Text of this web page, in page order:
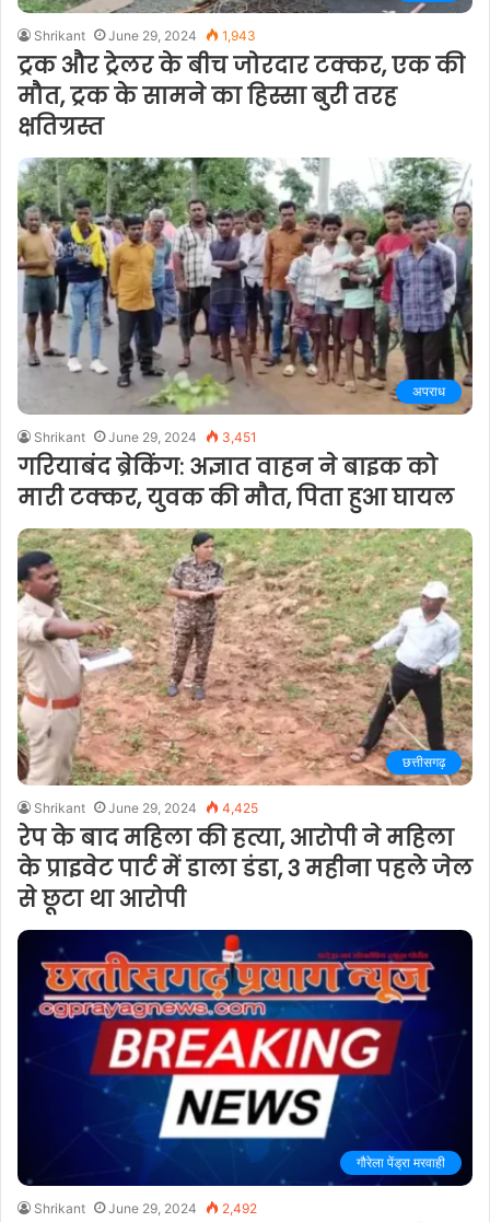
Shrikant June 29, 2024 1,943
ट्रक और ट्रेलर के बीच जोरदार टक्कर, एक की
मौत, ट्रक के सामने का हिस्सा बुरी तरह
क्षतिग्रस्त
अपराध
Shrikant June 29, 2024 3,451
गरियाबंद ब्रेकिंग: अज्ञात वाहन ने बाइक को
मारी टक्कर, युवक की मौत, पिता हुआ घायल
छत्तीसगढ़
Shrikant June 29, 2024 4,425
रेप के बाद महिला की हत्या, आरोपी ने महिला
के प्राइवेट पार्ट में डाला डंडा, 3 महीना पहले जेल
से छूटा था आरोपी
गौरेला पेंड्रा मरवाही
Shrikant June 29, 2024 2,492